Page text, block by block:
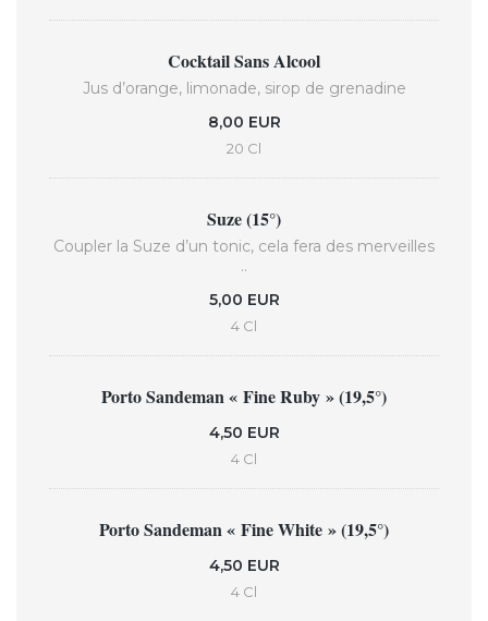
Cocktail Sans Alcool
Jus d’orange, limonade, sirop de grenadine
8,00 EUR
20 Cl
Suze (15°)
Coupler la Suze d’un tonic, cela fera des merveilles
..
5,00 EUR
4 Cl
Porto Sandeman « Fine Ruby » (19,5°)
4,50 EUR
4 Cl
Porto Sandeman « Fine White » (19,5°)
4,50 EUR
4 Cl